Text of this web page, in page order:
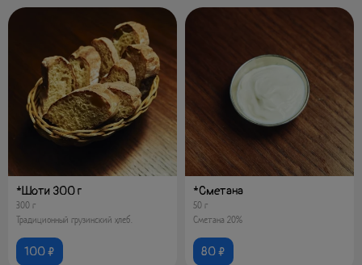
*Шоти 300 г
300 г
Традиционный грузинский хлеб.
100 ₽
*Сметана
50 г
Сметана 20%
80 ₽